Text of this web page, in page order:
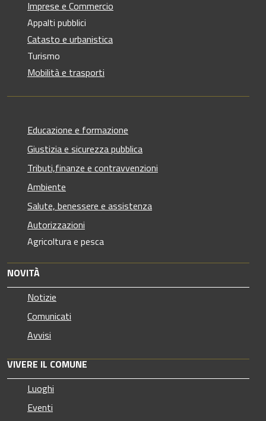
Imprese e Commercio
Appalti pubblici
Catasto e urbanistica
Turismo
Mobilità e trasporti
Educazione e formazione
Giustizia e sicurezza pubblica
Tributi,finanze e contravvenzioni
Ambiente
Salute, benessere e assistenza
Autorizzazioni
Agricoltura e pesca
NOVITÀ
Notizie
Comunicati
Avvisi
VIVERE IL COMUNE
Luoghi
Eventi